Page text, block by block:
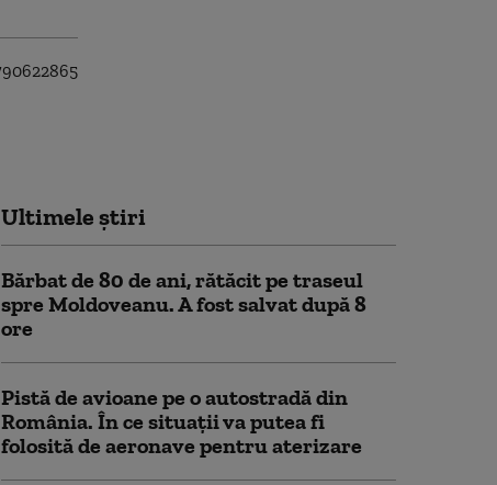
Ultimele știri
Bărbat de 80 de ani, rătăcit pe traseul
spre Moldoveanu. A fost salvat după 8
ore
Pistă de avioane pe o autostradă din
România. În ce situații va putea fi
folosită de aeronave pentru aterizare